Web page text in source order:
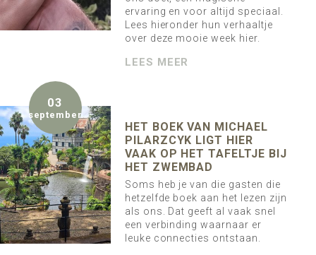
ervaring en voor altijd speciaal.
Lees hieronder hun verhaaltje
over deze mooie week hier.
LEES MEER
03
september
HET BOEK VAN MICHAEL
PILARZCYK LIGT HIER
VAAK OP HET TAFELTJE BIJ
HET ZWEMBAD
Soms heb je van die gasten die
hetzelfde boek aan het lezen zijn
als ons. Dat geeft al vaak snel
een verbinding waarnaar er
leuke connecties ontstaan.